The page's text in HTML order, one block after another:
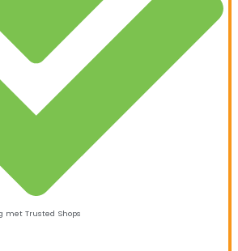
met Trusted Shops